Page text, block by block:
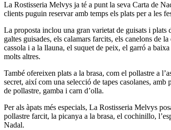
La Rostisseria Melvys ja té a punt la seva Carta de
clients puguin reservar amb temps els plats per a les
La proposta inclou una gran varietat de guisats i
galtes guisades, els calamars farcits, els canelons de
cassola i a la llauna, el suquet de peix, el garró a
molts altres.
També ofereixen plats a la brasa, com el pollastre a
secret, així com una selecció de tapes casolanes, amb
de pollastre, gamba i carn d’olla.
Per als àpats més especials, La Rostisseria Melvys
pollastre farcit, la picanya a la brasa, el cochinillo,
Nadal.